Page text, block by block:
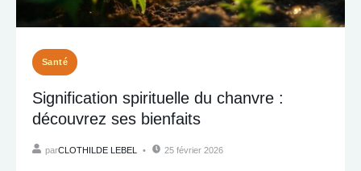
Santé
Signification spirituelle du chanvre :
découvrez ses bienfaits
parCLOTHILDE LEBEL 25 février 2026